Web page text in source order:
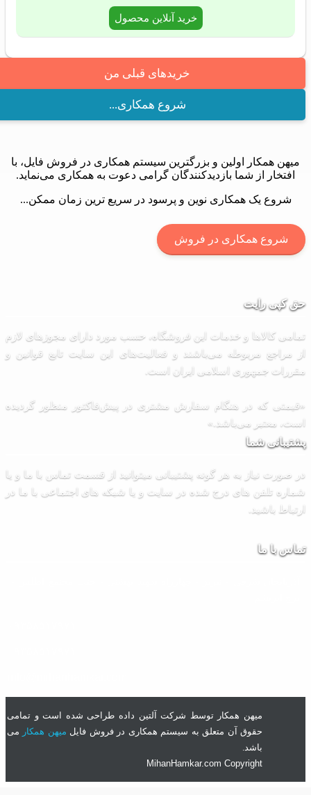
خرید آنلاین محصول
خریدهای قبلی من
شروع همکاری...
میهن همکار اولین و بزرگترین سیستم همکاری در فروش فایل، با
افتخار از شما بازدیدکنندگان گرامی دعوت به همکاری می‌نماید.
شروع یک همکاری نوین و پرسود در سریع ترین زمان ممکن...
شروع همکاری در فروش
کپی رایت
كالاها و خدمات اين فروشگاه، حسب مورد دارای مجوزهای لازم
مراجع مربوطه می‌باشند و فعاليت‌های اين سايت تابع قوانين و
جمهوری اسلامی ايران است.
که در هنگام سفارش مشتری در پیش‌­فاکتور منظور گرديده
معتبر می‌باشد.»
شما
صورت نیاز به هر گونه پشتیبانی میتوانید از قسمت تماس با ما و یا
تلفن های درج شده در سایت و یا شبکه های اجتماعی با ما در
باشید.
با ما
میهن همکار توسط شرکت آلتین داده طراحی شده است و تمامی
حقوق آن متعلق به سیستم همکاری در فروش فایلمیهن همکارمی
باشد.
MihanHamkar.com Copyright